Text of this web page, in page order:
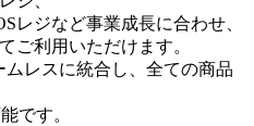
レジなど事業成長に合わせ、
ご利用いただけます。
ムレスに統合し、全ての商品
です。